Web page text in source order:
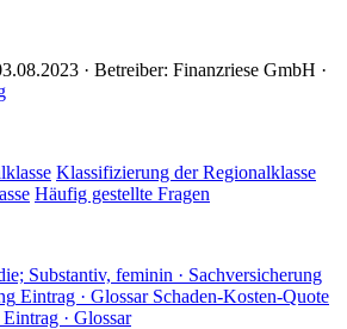
· Betreiber: Finanzriese GmbH ·
Klassifizierung der Regionalklasse
Häufig gestellte Fragen
Substantiv, feminin · Sachversicherung
Eintrag · Glossar Schaden-Kosten-Quote
Eintrag · Glossar